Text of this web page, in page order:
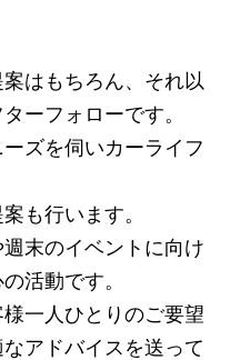
はもちろん、それ以
ーフォローです。
ズを伺いカーライフ
も行います。
末のイベントに向け
活動です。
一人ひとりのご要望
アドバイスを送って